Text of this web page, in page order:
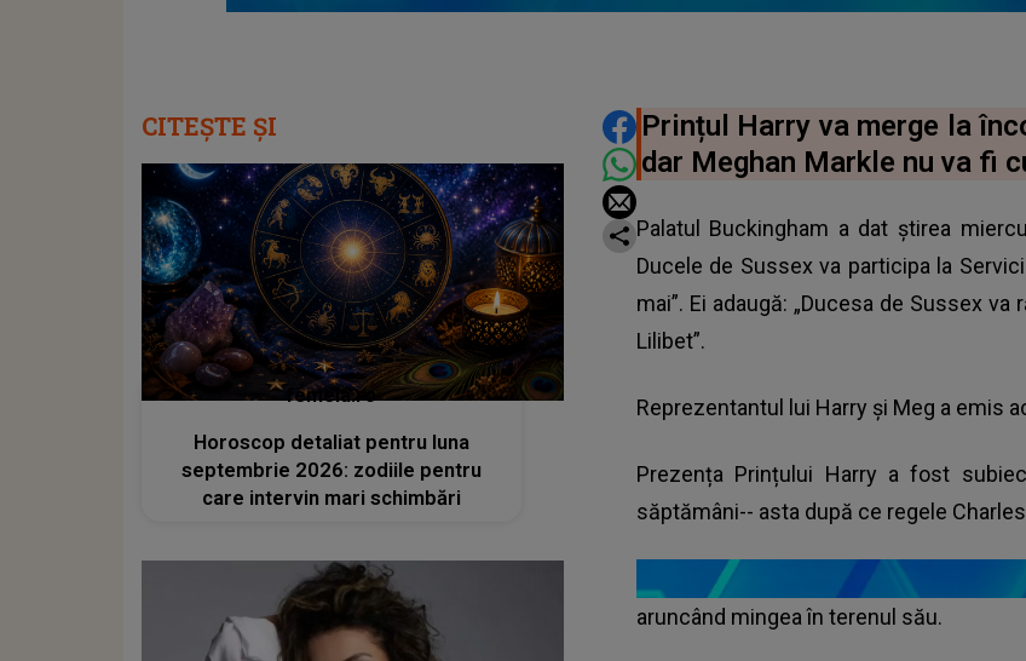
DISTRIBUIE ARTICOLUL
Prințul Harry va merge la
dar Meghan Markle nu va fi
Palatul Buckingham a dat știrea
Ducele de Sussex va participa la
mai”. Ei adaugă: „Ducesa de Sussex
Lilibet”.
Reprezentantul lui Harry și Meg a emis
Prezența Prințului Harry a fost
săptămâni-- asta după ce regele
aruncând mingea în terenul său.
CITEȘTE ȘI
femeia.ro
Horoscop detaliat pentru luna
septembrie 2026: zodiile pentru
care intervin mari schimbări